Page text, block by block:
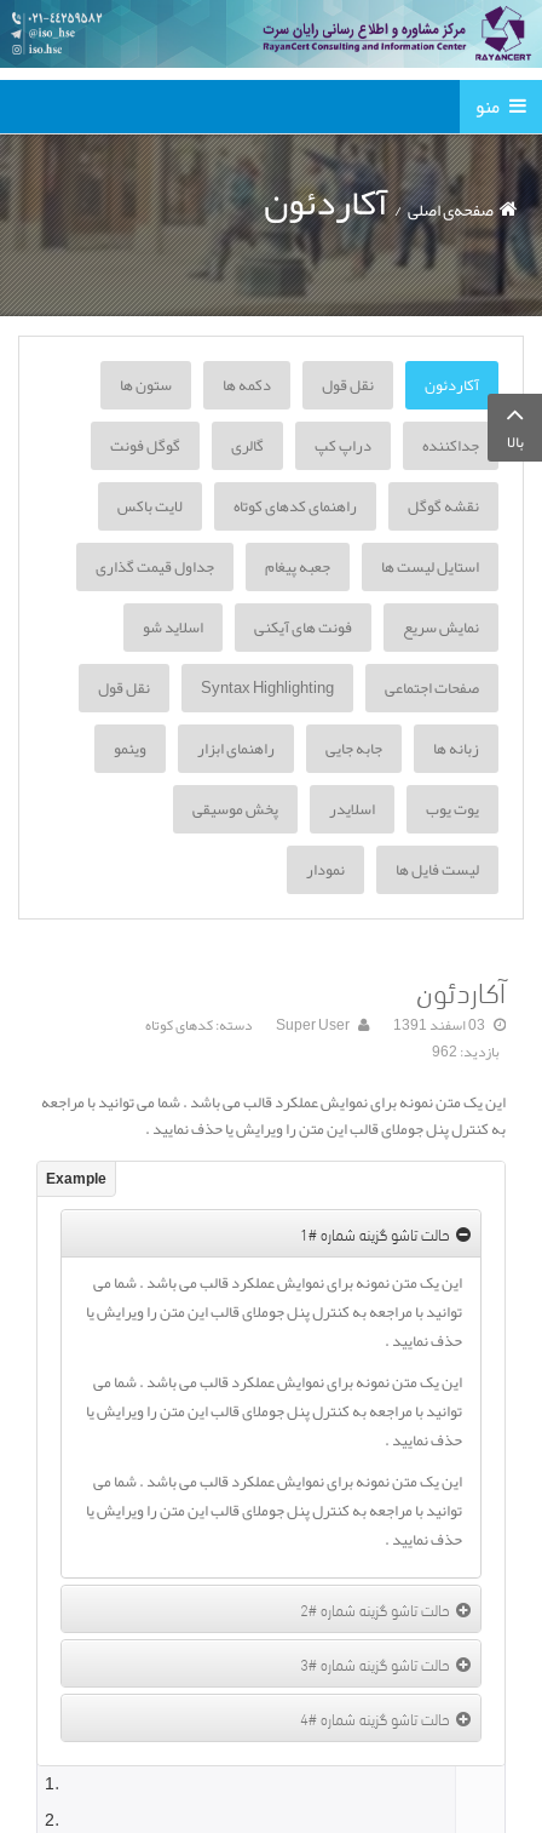
منو
صفحه‌ی اصلی آکاردئون
آکاردئون نقل قول دکمه ها
ستون ها
جداکننده
دراپ کپ گالری
گوگل فونت
نقشه گوگل
راهنمای کدهای کوتاه
لایت باکس
استایل لیست ها
جعبه پیغام
جداول قیمت گذاری
نمایش سریع
فونت های آیکنی
اسلاید شو
صفحات اجتماعی
Syntax Highlighting
نقل قول
زبانه ها
جابه جایی راهنمای ابزار
ویئمو
یوت یوب
اسلایدر
پخش موسیقی
لیست فایل ها
نمودار
آکاردئون
03 اسفند 1391 Super User دسته:کدهای کوتاه
بازدید: 962
این یک متن نمونه برای نموایش عملکرد قالب می باشد . شما می توانید با مراجعه
به کنترل پنل جوملای قالب این متن را ویرایش یا حذف نمایید .
حالت تاشو گزینه شماره #1
این یک متن نمونه برای نموایش عملکرد قالب می باشد . شما می
توانید با مراجعه به کنترل پنل جوملای قالب این متن را ویرایش یا
حذف نمایید .
این یک متن نمونه برای نموایش عملکرد قالب می باشد . شما می
توانید با مراجعه به کنترل پنل جوملای قالب این متن را ویرایش یا
حذف نمایید .
این یک متن نمونه برای نموایش عملکرد قالب می باشد . شما می
توانید با مراجعه به کنترل پنل جوملای قالب این متن را ویرایش یا
حذف نمایید .
حالت تاشو گزینه شماره #2
حالت تاشو گزینه شماره #3
حالت تاشو گزینه شماره #4
بالا